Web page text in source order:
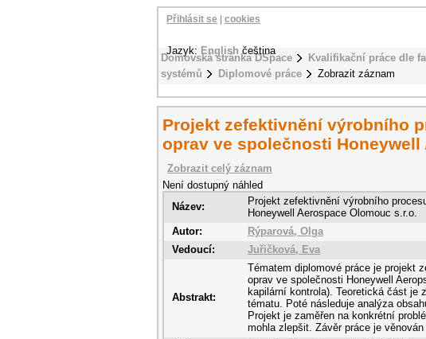
Domovská stránka DSpace Kvalifikační práce dle
systémů
Diplomové práce Zobrazit záznam
Přihlásit se cookies
Jazyk: English čeština
Projekt zefektivnění výrobního
oprav ve společnosti Honeywell
Zobrazit celý záznam
Není dostupný náhled
Název:
Projekt zefektivnění výrobního
Honeywell Aerospace Olomouc s.r.o.
Autor:
Rýparová, Olga
Vedoucí:
Juřičková, Eva
Abstrakt:
Tématem diplomové práce je projekt
oprav ve společnosti Honeywell
kapilární kontrola). Teoretická část je
tématu. Poté následuje analýza
Projekt je zaměřen na konkrétní
mohla zlepšit. Závěr práce je